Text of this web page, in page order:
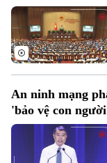
An ninh mạng
'bảo vệ con